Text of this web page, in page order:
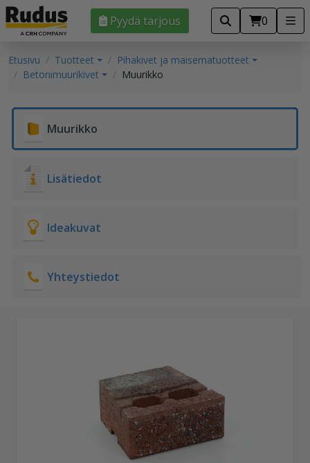
Pyydä tarjous 0
Etusivu Tuotteet
Pihakivet ja maisematuotteet
Betonimuurikivet
Muurikko
Muurikko
Lisätiedot
Ideakuvat
Yhteystiedot